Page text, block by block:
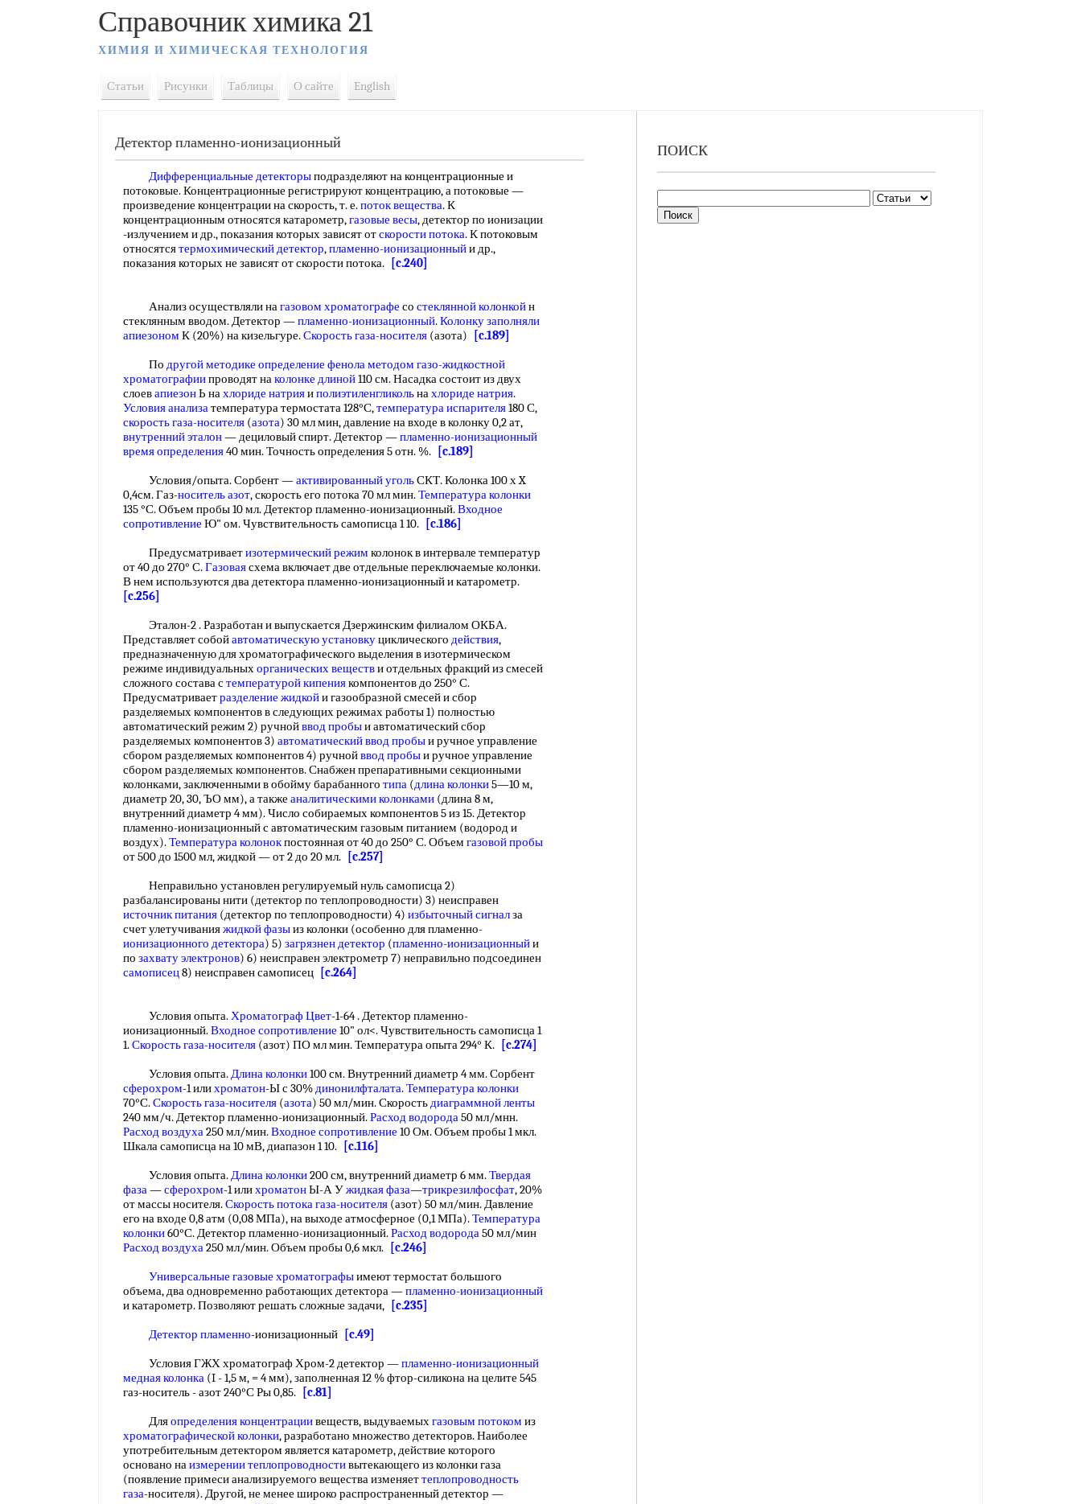
Справочник химика 21
ХИМИЯ И ХИМИЧЕСКАЯ ТЕХНОЛОГИЯ
Статьи Рисунки Таблицы О сайте English
Детектор пламенно-ионизационный
Дифференциальные детекторыподразделяют на концентрационные и
потоковые. Концентрационные регистрируют концентрацию, а потоковые —
произведение концентрации на скорость, т. е.поток вещества. К
концентрационным относятся катарометр,газовые весы, детектор по ионизации
-излучением и др., показания которых зависят отскорости потока. К потоковым
относятсятермохимический детектор,пламенно-ионизационныйи др.,
показания которых не зависят от скорости потока.
[c.240]
Анализ осуществляли нагазовом хроматографе со стеклянной колонкойн
стеклянным вводом. Детектор —пламенно-ионизационный.Колонку заполняли
апиезоном К (20%) на кизельгуре.Скорость газа-носителя (азота)
[c.189]
По другой методике определение феноламетодом газо-жидкостной
хроматографиипроводят наколонке длиной110 см. Насадка состоит из двух
слоевапиезонЬ нахлориде натрияиполиэтиленгликольнахлориде натрия.
Условия анализатемпература термостата 128°С,температура испарителя180 С,
скорость газа-носителя (азота) 30 мл мин, давление на входе в колонку 0,2 ат,
внутренний эталон— дециловый спирт. Детектор —пламенно-ионизационный
время определения40 мин. Точность определения 5 отн. %.
[c.189]
Условия/опыта. Сорбент —активированный угольСКТ. Колонка 100 х X
0,4см. Газ-носитель азот, скорость его потока 70 мл мин.Температура колонки
135 °С. Объем пробы 10 мл. Детектор пламенно-ионизационный.Входное
сопротивление Ю" ом. Чувствительность самописца 1 10.
[c.186]
Предусматриваетизотермический режим колонок в интервале температур
от 40 до 270° С.Газоваясхема включает две отдельные переключаемые колонки.
В нем используются два детектора пламенно-ионизационный и катарометр.
[c.256]
Эталон-2 . Разработан и выпускается Дзержинским филиалом ОКБА.
Представляет собойавтоматическую установкуциклического действия,
предназначенную для хроматографического выделения в изотермическом
режиме индивидуальныхорганических веществи отдельных фракций из смесей
сложного состава стемпературой кипениякомпонентов до 250° С.
Предусматриваетразделение жидкойи газообразной смесей и сбор
разделяемых компонентов в следующих режимах работы 1) полностью
автоматический режим 2) ручнойввод пробыи автоматический сбор
разделяемых компонентов 3) автоматический ввод пробыи ручное управление
сбором разделяемых компонентов 4) ручнойввод пробыи ручное управление
сбором разделяемых компонентов. Снабжен препаративными секционными
колонками, заключенными в обойму барабанного типа (длина колонки5—10 м,
диаметр 20, 30, ЪО мм), а также аналитическими колонками (длина 8 м,
внутренний диаметр 4 мм). Число собираемых компонентов 5 из 15. Детектор
пламенно-ионизационный с автоматическим газовым питанием (водород и
воздух).Температура колонокпостоянная от 40 до 250° С. Объем газовой пробы
от 500 до 1500 мл, жидкой — от 2 до 20 мл.
[c.257]
Неправильно установлен регулируемый нуль самописца 2)
разбалансированы нити (детектор по теплопроводности) 3) неисправен
источник питания (детектор по теплопроводности) 4) избыточный сигналза
счет улетучиванияжидкой фазыиз колонки (особенно для пламенно-
ионизационного детектора) 5) загрязнен детектор (пламенно-ионизационныйи
по захвату электронов) 6) неисправен электрометр 7) неправильно подсоединен
самописец8) неисправен самописец [c.264]
Условия опыта.Хроматограф Цвет-1-64 . Детектор пламенно-
ионизационный.Входное сопротивление 10" ол<. Чувствительность самописца 1
1.Скорость газа-носителя (азот) ПО мл мин. Температура опыта 294° К.
[c.274]
Условия опыта.Длина колонки100 см. Внутренний диаметр 4 мм. Сорбент
сферохром-1 илихроматон-Ы с 30%динонилфталата.Температура колонки
70°С.Скорость газа-носителя (азота) 50 мл/мин. Скоростьдиаграммной ленты
240 мм/ч. Детектор пламенно-ионизационный.Расход водорода50 мл/мнн.
Расход воздуха250 мл/мин.Входное сопротивление 10 Ом. Объем пробы 1 мкл.
Шкала самописца на 10 мВ, диапазон 1 10.
[c.116]
Условия опыта.Длина колонки200 см, внутренний диаметр 6 мм.Твердая
фаза—сферохром-1 илихроматонЫ-А Ужидкая фаза—трикрезилфосфат, 20%
от массы носителя.Скорость потока газа-носителя (азот) 50 мл/мин. Давление
его на входе 0,8 атм (0,08 МПа), на выходе атмосферное (0,1 МПа).Температура
колонки60°С. Детектор пламенно-ионизационный.Расход водорода50 мл/мин
Расход воздуха250 мл/мин. Объем пробы 0,6 мкл.
[c.246]
Универсальные газовые хроматографыимеют термостат большого
объема, два одновременно работающих детектора —пламенно-ионизационный
и катарометр. Позволяют решать сложные задачи,
[c.235]
Детектор пламенно-ионизационный
[c.49]
Условия ГЖХ хроматограф Хром-2 детектор —пламенно-ионизационный
медная колонка (I - 1,5 м, = 4 мм), заполненная 12 % фтор-силикона на целите 545
газ-носитель - азот 240°С Ры 0,85.
[c.81]
Дляопределения концентрациивеществ, выдуваемыхгазовым потоком из
хроматографической колонки, разработано множество детекторов. Наиболее
употребительным детектором является катарометр, действие которого
основано наизмерении теплопроводностивытекающего из колонки газа
(появление примеси анализируемого вещества изменяеттеплопроводность
газа-носителя). Другой, не менее широко распространенный детектор —
ПОИСК